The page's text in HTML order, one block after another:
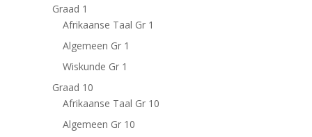
Graad 1
Afrikaanse Taal Gr 1
Algemeen Gr 1
Wiskunde Gr 1
Graad 10
Afrikaanse Taal Gr 10
Algemeen Gr 10